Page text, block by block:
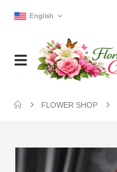
English
FLOWER SHOP